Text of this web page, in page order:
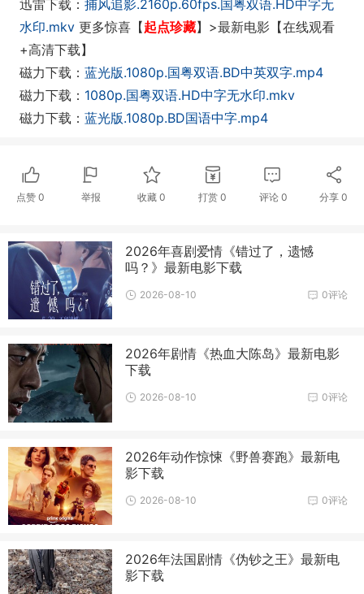
迅雷下载： 捕风追影.2160p.60fps.国粤双语.HD中字无
水印.mkv 更多惊喜【起点珍藏】>最新电影【在线观看
+高清下载】
磁力下载： 蓝光版.1080p.国粤双语.BD中英双字.mp4
磁力下载： 1080p.国粤双语.HD中字无水印.mkv
磁力下载： 蓝光版.1080p.BD国语中字.mp4
点赞 0 举报 收藏0 打赏 0 评论 0 分享0
2026年喜剧爱情《错过了，遗憾
吗？》最新电影下载
0评论
2026-08-10
2026年剧情《热血大陈岛》最新电影
下载
0评论
2026-08-10
2026年动作惊悚《野兽赛跑》最新电
影下载
0评论
2026-08-10
2026年法国剧情《伪钞之王》最新电
影下载